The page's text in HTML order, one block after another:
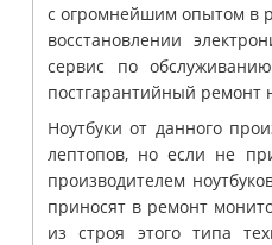
с огромнейшим опытом в
восстановлении
сервис по
постгарантийный ремонт
Ноутбуки от данного
лептопов, но если не
производителем
приносят в ремонт
из строя этого типа